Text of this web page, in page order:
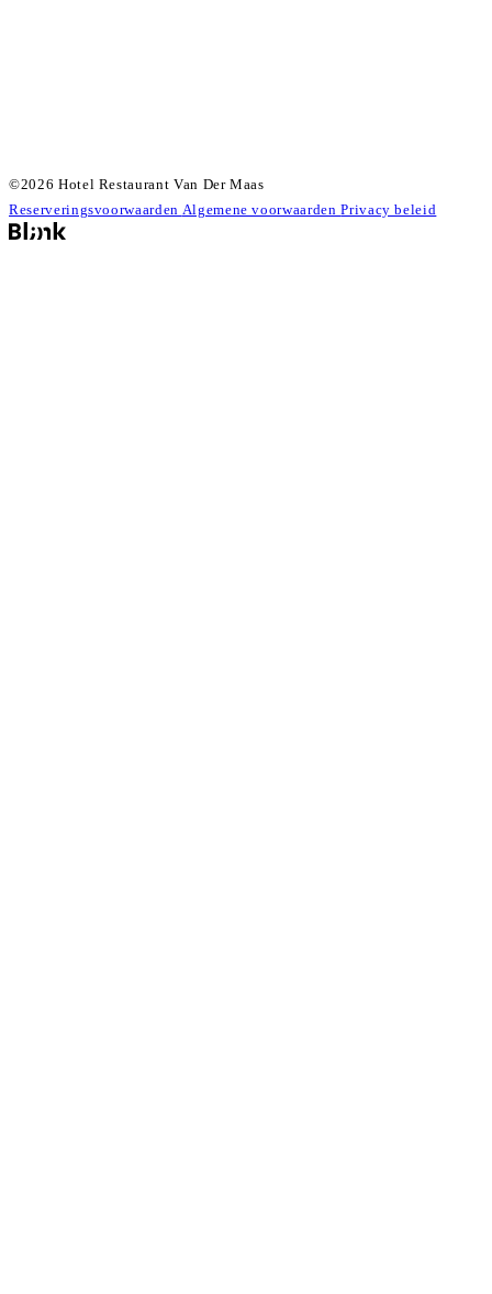
©2026 Hotel Restaurant Van Der Maas
Reserveringsvoorwaarden Algemene voorwaardenPrivacy beleid